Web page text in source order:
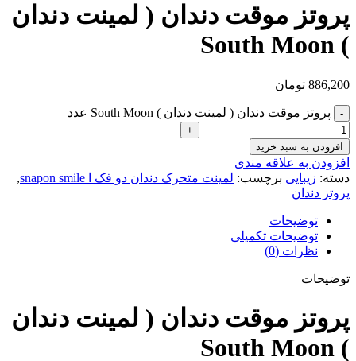
پروتز موقت دندان ( لمینت دندان
) South Moon
886,200 تومان
پروتز موقت دندان ( لمینت دندان ) South Moon عدد
افزودن به سبد خرید
افزودن به علاقه مندی
دسته: زیبایی برچسب: لمینت متحرک دندان دو فک ا snapon smile
,
پروتز دندان
توضیحات
توضیحات تکمیلی
نظرات (0)
توضیحات
پروتز موقت دندان ( لمینت دندان
) South Moon